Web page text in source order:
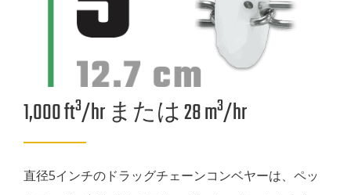
1,000 ft3/hr または 28 m3/hr
直径5インチのドラッグチェーンコンベヤーは、ペッ